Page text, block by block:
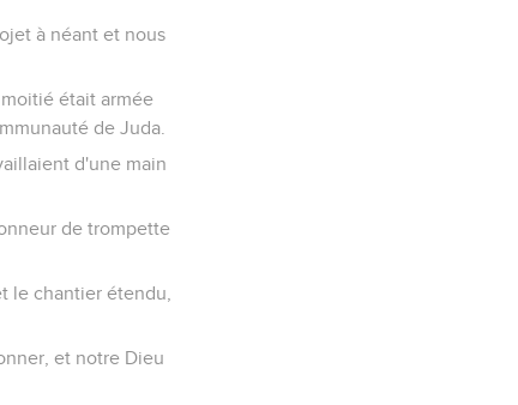
à néant et nous
était armée
de Juda.
d'une main
de trompette
le chantier étendu,
et notre Dieu